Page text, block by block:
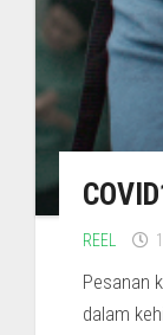
REEL
Pesanan
dalam